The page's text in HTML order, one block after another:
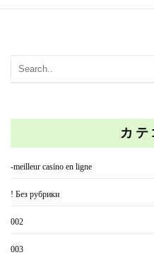
カテ
-meilleur casino en ligne
! Без рубрики
002
003